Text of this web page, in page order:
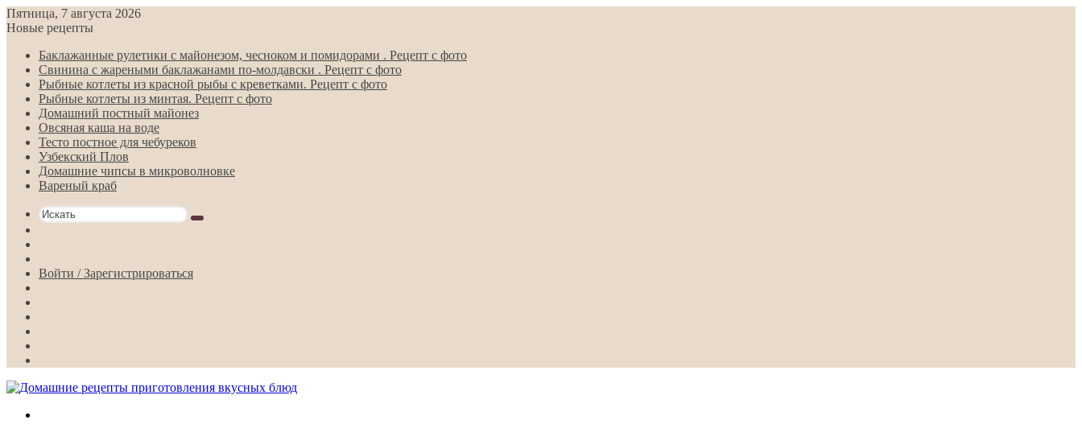
Пятница, 7 августа 2026
Новые рецепты
Баклажанные рулетики с майонезом, чесноком и помидорами . Рецепт с фото
Свинина с жареными баклажанами по-молдавски . Рецепт с фото
Рыбные котлеты из красной рыбы с креветками. Рецепт с фото
Рыбные котлеты из минтая. Рецепт с фото
Домашний постный майонез
Овсяная каша на воде
Тесто постное для чебуреков
Узбекский Плов
Домашние чипсы в микроволновке
Вареный краб
Искать
статья
Войти / Зарегистрироваться